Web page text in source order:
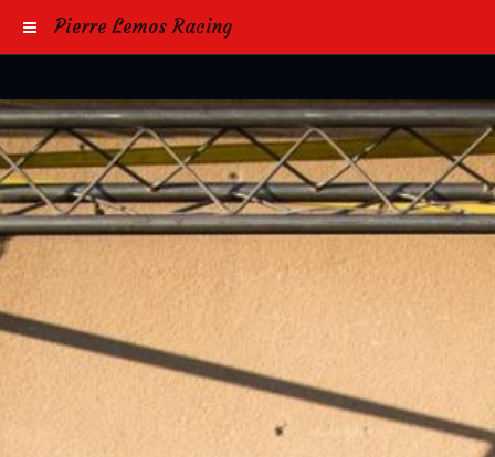
Pierre Lemos Racing